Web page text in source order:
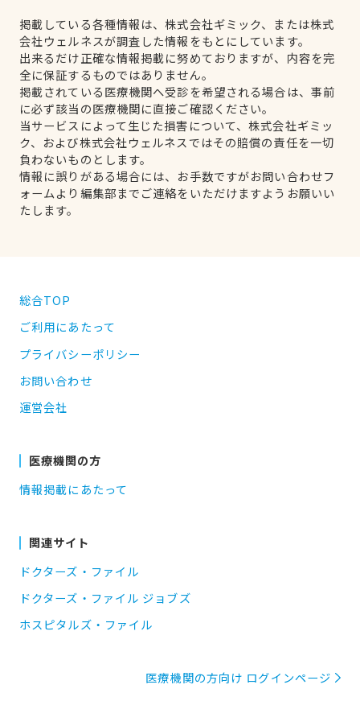
掲載している各種情報は、株式会社ギミック、または株式
会社ウェルネスが調査した情報をもとにしています。
出来るだけ正確な情報掲載に努めておりますが、内容を完
全に保証するものではありません。
掲載されている医療機関へ受診を希望される場合は、事前
に必ず該当の医療機関に直接ご確認ください。
当サービスによって生じた損害について、株式会社ギミッ
ク、および株式会社ウェルネスではその賠償の責任を一切
負わないものとします。
情報に誤りがある場合には、お手数ですがお問い合わせフ
ォームより編集部までご連絡をいただけますようお願いい
たします。
総合TOP
ご利用にあたって
プライバシーポリシー
お問い合わせ
運営会社
医療機関の方
情報掲載にあたって
関連サイト
ドクターズ・ファイル
ドクターズ・ファイル ジョブズ
ホスピタルズ・ファイル
医療機関の方向け ログインページ